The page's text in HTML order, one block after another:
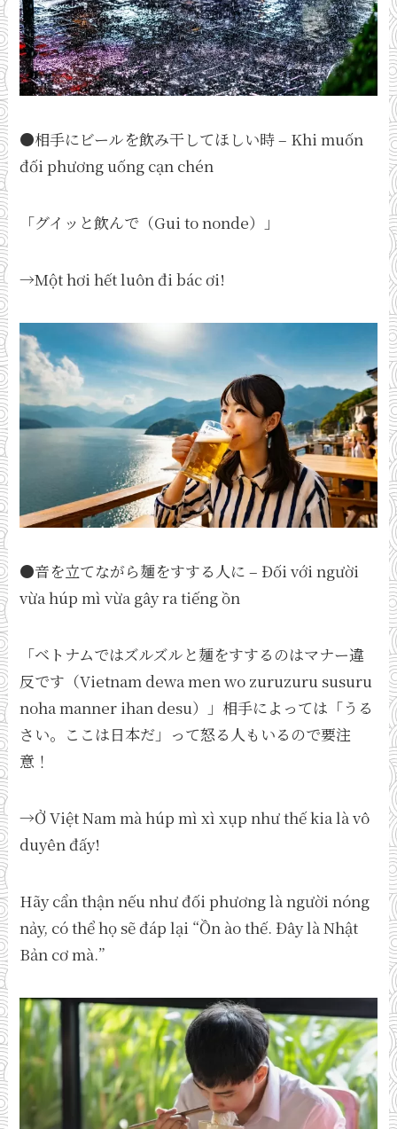
●相手にビールを飲み干してほしい時 – Khi muốn
đối phương uống cạn chén
「グイッと飲んで（Gui to nonde）」
→Một hơi hết luôn đi bác ơi!
●音を立てながら麺をすする人に – Đối với người
vừa húp mì vừa gây ra tiếng ồn
「ベトナムではズルズルと麺をすするのはマナー違
反です（Vietnam dewa men wo zuruzuru susuru
noha manner ihan desu）」相手によっては「うる
さい。ここは日本だ」って怒る人もいるので要注
意！
→Ở Việt Nam mà húp mì xì xụp như thế kia là vô
duyên đấy!
Hãy cẩn thận nếu như đối phương là người nóng
nảy, có thể họ sẽ đáp lại “Ồn ào thế. Đây là Nhật
Bản cơ mà.”